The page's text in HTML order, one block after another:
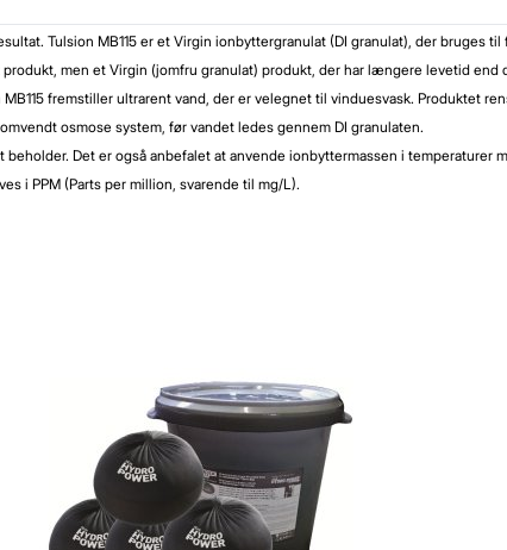
Tulsion MB115 er et Virgin ionbyttergranulat (DI granulat), der bruges
men et Virgin (jomfru granulat) produkt, der har længere levetid
fremstiller ultrarent vand, der er velegnet til vinduesvask. Produktet
osmose system, før vandet ledes gennem DI granulaten.
Det er også anbefalet at anvende ionbyttermassen i temperaturer
i PPM (Parts per million, svarende til mg/L).